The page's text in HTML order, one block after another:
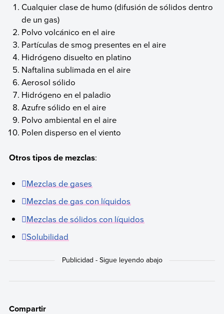
Cualquier clase de humo (difusión de sólidos dentro
de un gas)
Polvo volcánico en el aire
Partículas de smog presentes en el aire
Hidrógeno disuelto en platino
Naftalina sublimada en el aire
Aerosol sólido
Hidrógeno en el paladio
Azufre sólido en el aire
Polvo ambiental en el aire
Polen disperso en el viento
Otros tipos de mezclas:
Mezclas de gases
Mezclas de gas con líquidos
Mezclas de sólidos con líquidos
Solubilidad
Compartir